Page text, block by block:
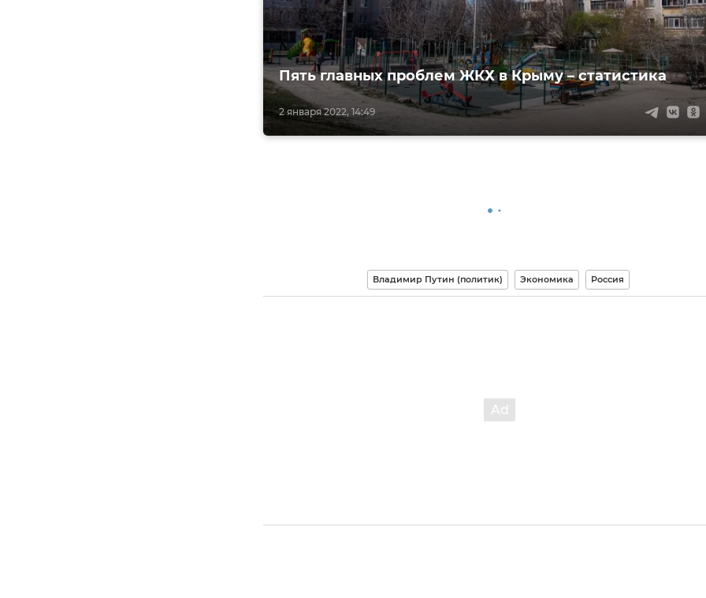
2 января 2022, 14:49
Пять главных проблем ЖКХ в Крыму – статистика
Владимир Путин (политик) Экономика Россия